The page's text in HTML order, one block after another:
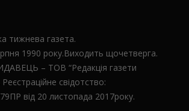
тижнева газета.
1990 року.Виходить щочетверга.
– ТОВ “Редакція газети
Реєстраційне свідотство:
від 20 листопада 2017року.